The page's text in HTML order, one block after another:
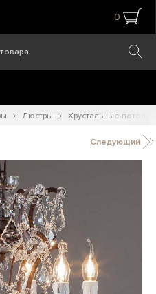
0
Люстры Хрустальные
Следующий